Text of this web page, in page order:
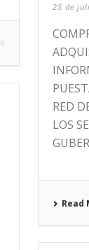
0
25 de
RED
LOS
Read